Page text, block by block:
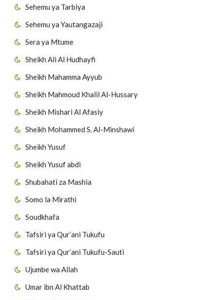
Sehemu ya Tarbiya
Sehemu ya Yautangazaji
Sera ya Mtume
Sheikh Ali Al Hudhayfi
Sheikh Mahamma Ayyub
Sheikh Mahmoud Khalil Al-Hussary
Sheikh Mishari Al Afasiy
Sheikh Mohammed S. Al-Minshawi
Sheikh Yusuf
Sheikh Yusuf abdi
Shubahati za Mashia
Somo la Mirathi
Soudkhafa
Tafsiri ya Qur’ani Tukufu
Tafsiri ya Qur’ani Tukufu-Sauti
Ujumbe wa Allah
Umar ibn Al Khattab